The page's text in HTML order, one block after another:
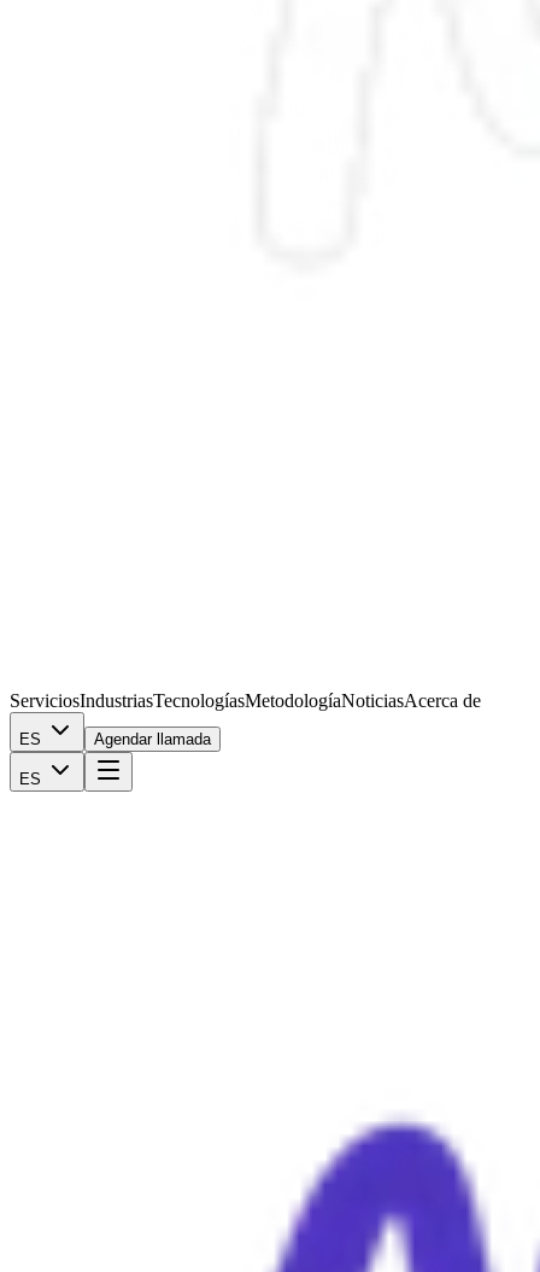
ServiciosIndustriasTecnologíasMetodologíaNoticiasAcerca de
ES Agendar llamada
ES